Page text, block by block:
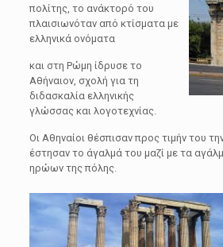
πολίτης, το ανάκτορό του
πλαισιωνόταν από κτίσματα με
ελληνικά ονόματα
και στη Ρώμη ίδρυσε το
Αθήναιον, σχολή για τη
διδασκαλία ελληνικής
γλώσσας και λογοτεχνίας.
Οι Αθηναίοι θέσπισαν προς τιμήν του
έστησαν το άγαλμά του μαζί με τα
ηρώων της πόλης.